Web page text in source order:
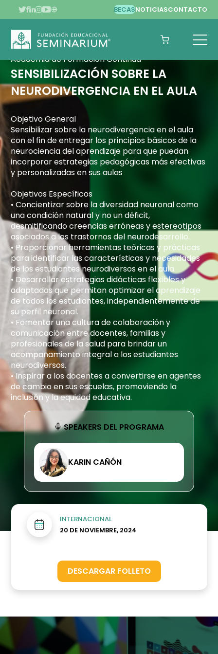
BECASNOTICIASCONTACTO
Academia de Formación Continua
SENSIBILIZACIÓN SOBRE LA
NEURODIVERGENCIA EN EL AULA
Objetivo General
Sensibilizar sobre la neurodivergencia en el aula
con el fin de entregar los principios básicos de la
neurociencia del aprendizaje para que puedan
incorporar estrategias pedagógicas más efectivas
y personalizadas en sus aulas
Objetivos Específicos
• Concientizar sobre la diversidad neuronal como
una condición natural y no un déficit,
desmitificando creencias erróneas y estereotipos
asociados a los trastornos del neurodesarrollo.
• Proporcionar herramientas teóricas y prácticas
para identificar las características y necesidades
de los estudiantes neurodiversos en el aula.
• Desarrollar estrategias didácticas flexibles y
adaptadas que permitan optimizar el aprendizaje
de todos los estudiantes, independientemente de
su perfil neuronal.
• Fomentar una cultura de colaboración y
comunicación entre docentes, familias y
profesionales de la salud para brindar un
acompañamiento integral a los estudiantes
neurodiversos.
• Inspirar a los docentes a convertirse en agentes
de cambio en sus escuelas, promoviendo la
inclusión y la equidad educativa.
SPEAKERS DEL PROGRAMA
KARIN CAÑÓN
INTERNACIONAL
20 DE NOVIEMBRE, 2024
DESCARGAR FOLLETO